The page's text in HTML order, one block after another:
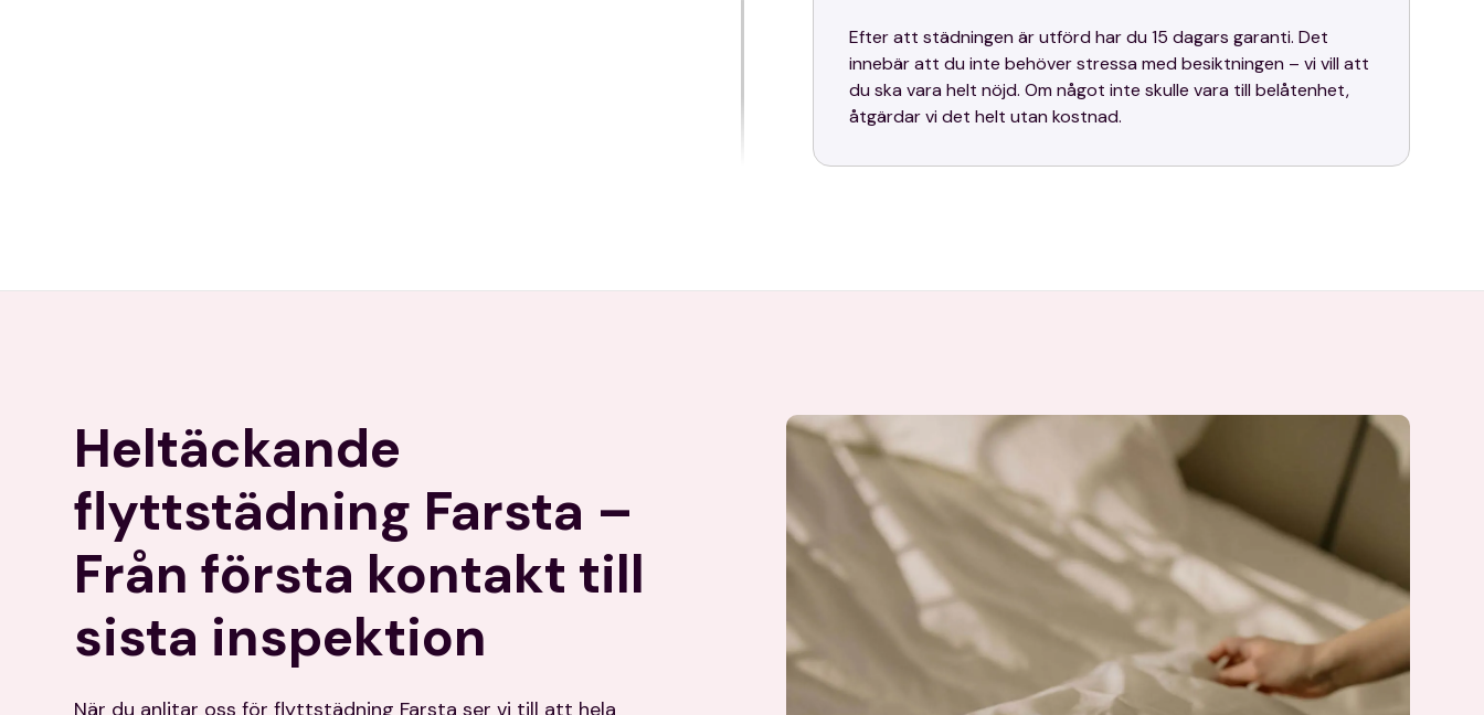
Efter att städningen är utförd har du 15 dagars garanti. Det
innebär att du inte behöver stressa med besiktningen – vi vill att
du ska vara helt nöjd. Om något inte skulle vara till belåtenhet,
åtgärdar vi det helt utan kostnad.
Heltäckande
flyttstädning Farsta –
Från första kontakt till
sista inspektion